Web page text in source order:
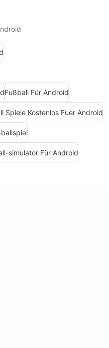
Fußball Für Android
Spiele Kostenlos Fuer Android
simulator Für Android